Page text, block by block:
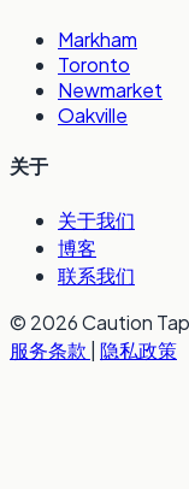
Markham
Toronto
Newmarket
Oakville
关于
关于我们
博客
联系我们
© 2026 Caution
服务条款 | 隐私政策